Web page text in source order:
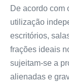
De acordo com
utilização
escritórios,
frações ideais
sujeitam-se a
alienadas e